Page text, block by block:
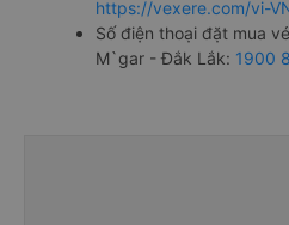
https://vexere.com/vi-
Số điện thoại đặt mua
M`gar - Đắk Lắk: 1900